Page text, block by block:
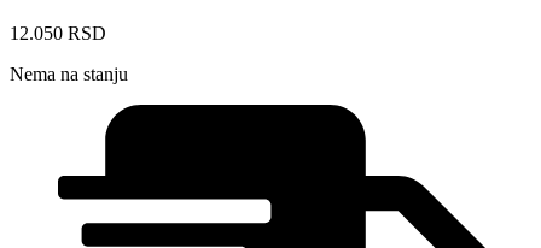
12.050 RSD
Nema na stanju